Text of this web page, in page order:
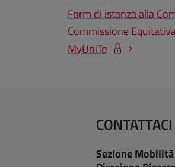
Form di istanza alla
Commissione
MyUniTo
CONTATTACI
Sezione